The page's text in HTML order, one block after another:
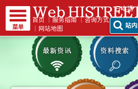
菜单
首页 ｜服务指南 ｜咨询方式
网站地图
日本語
站